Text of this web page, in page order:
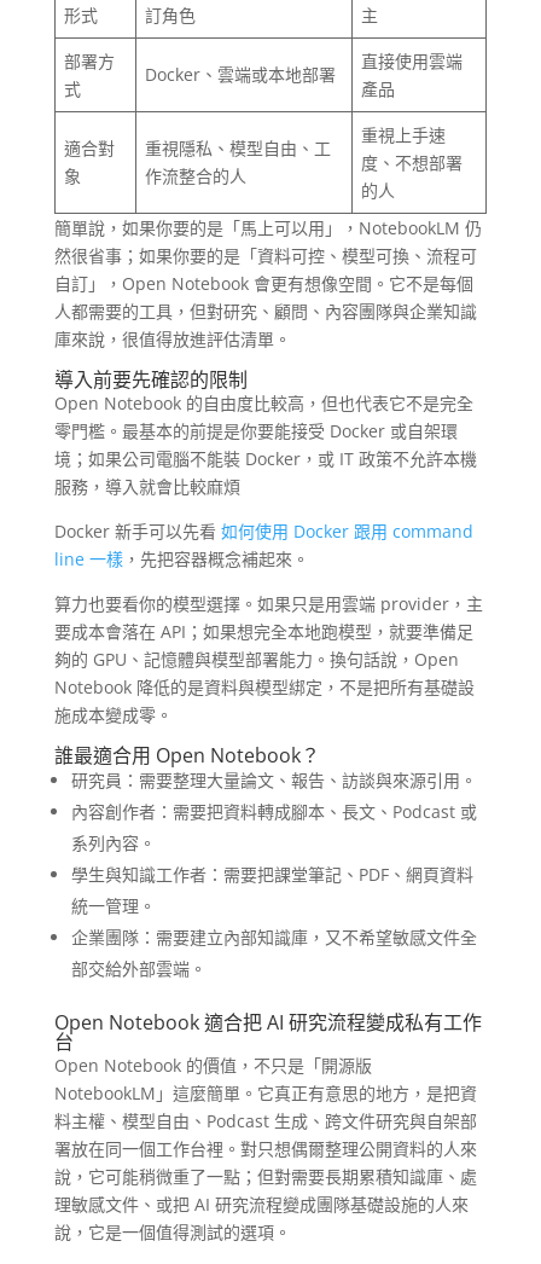
形式 訂角色
主
部署方
式
Docker、雲端或本地部署
直接使用雲端
產品
適合對
象
重視隱私、模型自由、工
作流整合的人
重視上手速
度、不想部署
的人
簡單說，如果你要的是「馬上可以用」，NotebookLM 仍
然很省事；如果你要的是「資料可控、模型可換、流程可
自訂」，Open Notebook 會更有想像空間。它不是每個
人都需要的工具，但對研究、顧問、內容團隊與企業知識
庫來說，很值得放進評估清單。
導入前要先確認的限制
Open Notebook 的自由度比較高，但也代表它不是完全
零門檻。最基本的前提是你要能接受 Docker 或自架環
境；如果公司電腦不能裝 Docker，或 IT 政策不允許本機
服務，導入就會比較麻煩
Docker 新手可以先看 如何使用 Docker 跟用 command
line 一樣，先把容器概念補起來。
算力也要看你的模型選擇。如果只是用雲端 provider，主
要成本會落在 API；如果想完全本地跑模型，就要準備足
夠的 GPU、記憶體與模型部署能力。換句話說，Open
Notebook 降低的是資料與模型綁定，不是把所有基礎設
施成本變成零。
誰最適合用 Open Notebook？
研究員：需要整理大量論文、報告、訪談與來源引用。
內容創作者：需要把資料轉成腳本、長文、Podcast 或
系列內容。
學生與知識工作者：需要把課堂筆記、PDF、網頁資料
統一管理。
企業團隊：需要建立內部知識庫，又不希望敏感文件全
部交給外部雲端。
Open Notebook 適合把 AI 研究流程變成私有工作
台
Open Notebook 的價值，不只是「開源版
NotebookLM」這麼簡單。它真正有意思的地方，是把資
料主權、模型自由、Podcast 生成、跨文件研究與自架部
署放在同一個工作台裡。對只想偶爾整理公開資料的人來
說，它可能稍微重了一點；但對需要長期累積知識庫、處
理敏感文件、或把 AI 研究流程變成團隊基礎設施的人來
說，它是一個值得測試的選項。